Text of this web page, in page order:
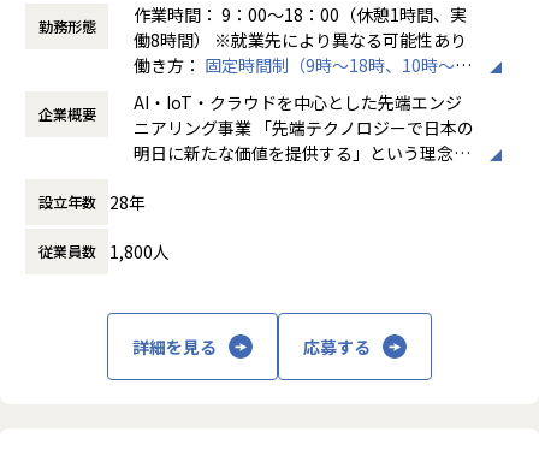
勤務形態
作業時間： 9：00～18：00（休憩1時間、実
働8時間） ※就業先により異なる可能性あり
働き方： 固定時間制（9時～18時、10時～19
時間外労働の有無： 有（月平均20時間～30
時間）
休憩時間： 60分
企業概要
AI・IoT・クラウドを中心とした先端エンジ
ニアリング事業 「先端テクノロジーで日本の
明日に新たな価値を提供する」という理念を
た先端テクノロジーの中で「ジャパニアスだ
アリング業界から必要とされ続ける会社を目
設立年数 28年
従業員数 1,800人
詳細を見る 応募する